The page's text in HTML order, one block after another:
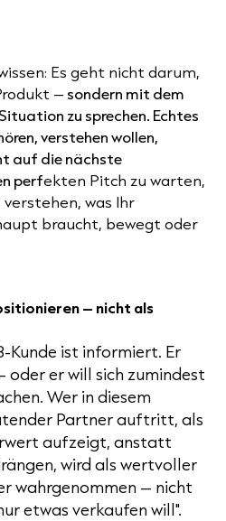
Es geht nicht darum,
– sondern mit dem
zu sprechen. Echtes
verstehen wollen,
auf die nächste
perfekten Pitch zu warten,
was Ihr
braucht, bewegt oder
– nicht als
Kunde ist informiert. Er
oder er will sich zumindest
Wer in diesem
Partner auftritt, als
aufzeigt, anstatt
wird als wertvoller
wahrgenommen – nicht
etwas verkaufen will".